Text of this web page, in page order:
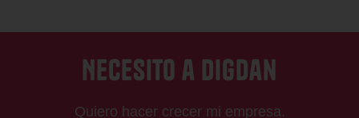
Necesito a DigDan
Quiero hacer crecer mi empresa.